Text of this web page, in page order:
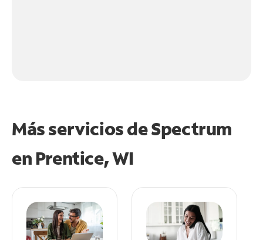
Más servicios de Spectrum
en Prentice, WI